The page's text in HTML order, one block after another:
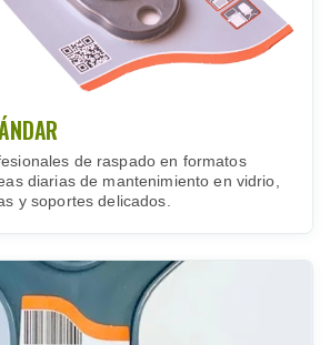
de raspado en formatos
diarias de mantenimiento en vidrio,
y soportes delicados.